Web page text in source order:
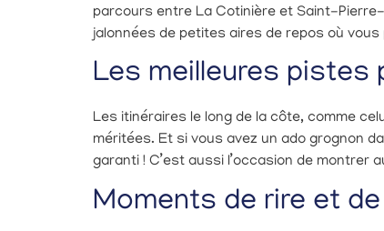
parcours entre La Cotinière et Saint-
jalonnées de petites aires de repos où
Les meilleures pistes
Les itinéraires le long de la côte, comme
méritées. Et si vous avez un ado grognon
garanti ! C’est aussi l’occasion de montrer
Moments de rire et